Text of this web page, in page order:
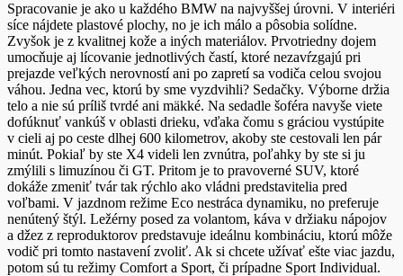
Spracovanie je ako u každého BMW na najvyššej úrovni. V interiéri
síce nájdete plastové plochy, no je ich málo a pôsobia solídne.
Zvyšok je z kvalitnej kože a iných materiálov. Prvotriedny dojem
umocňuje aj lícovanie jednotlivých častí, ktoré nezavŕzgajú pri
prejazde veľkých nerovností ani po zapretí sa vodiča celou svojou
váhou. Jedna vec, ktorú by sme vyzdvihli? Sedačky. Výborne držia
telo a nie sú príliš tvrdé ani mäkké. Na sedadle šoféra navyše viete
dofúknuť vankúš v oblasti drieku, vďaka čomu s gráciou vystúpite
v cieli aj po ceste dlhej 600 kilometrov, akoby ste cestovali len pár
minút. Pokiaľ by ste X4 videli len zvnútra, poľahky by ste si ju
zmýlili s limuzínou či GT. Pritom je to pravoverné SUV, ktoré
dokáže zmeniť tvár tak rýchlo ako vládni predstavitelia pred
voľbami. V jazdnom režime Eco nestráca dynamiku, no preferuje
nenútený štýl. Ležérny posed za volantom, káva v držiaku nápojov
a džez z reproduktorov predstavuje ideálnu kombináciu, ktorú môže
vodič pri tomto nastavení zvoliť. Ak si chcete užívať ešte viac jazdu,
potom sú tu režimy Comfort a Sport, či prípadne Sport Individual.